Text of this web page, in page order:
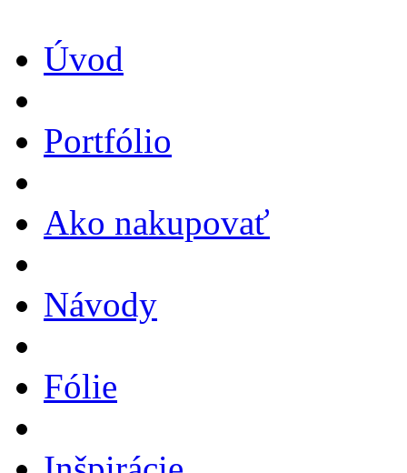
Úvod
Portfólio
Ako nakupovať
Návody
Fólie